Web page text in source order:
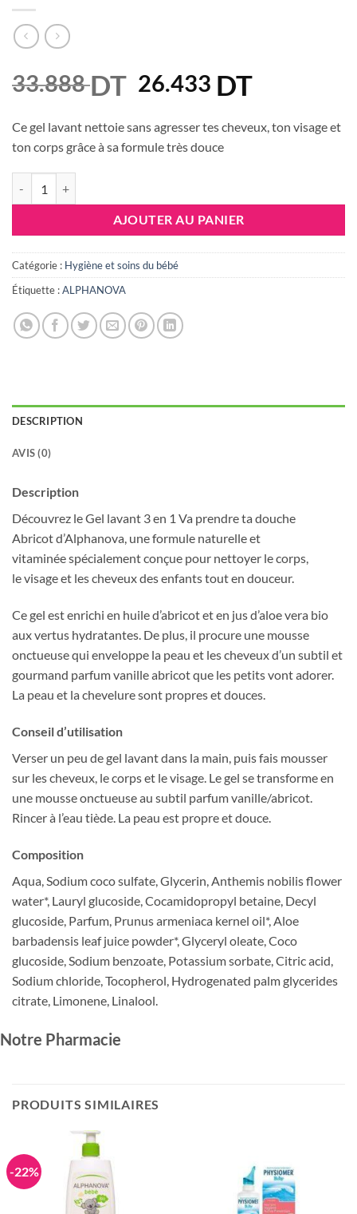
33.888DT Le
initial
était :
26.433 DTLe
actuel
Ce gel lavant nettoie sans agresser tes cheveux, ton visage et
ton corps grâce à sa formule très douce
AJOUTER AU PANIER
Catégorie : Hygiène et soins du bébé
Étiquette :ALPHANOVA
DESCRIPTION
AVIS (0)
Description
Découvrez le Gel lavant 3 en 1 Va prendre ta douche
Abricot d’Alphanova, une formule naturelle et
vitaminée spécialement conçue pour nettoyer le corps,
le visage et les cheveux des enfants tout en douceur.
Ce gel est enrichi en huile d’abricot et en jus d’aloe vera bio
aux vertus hydratantes. De plus, il procure une mousse
onctueuse qui enveloppe la peau et les cheveux d’un subtil et
gourmand parfum vanille abricot que les petits vont adorer.
La peau et la chevelure sont propres et douces.
Conseil d’utilisation
Verser un peu de gel lavant dans la main, puis fais mousser
sur les cheveux, le corps et le visage. Le gel se transforme en
une mousse onctueuse au subtil parfum vanille/abricot.
Rincer à l’eau tiède. La peau est propre et douce.
Composition
Aqua, Sodium coco sulfate, Glycerin, Anthemis nobilis flower
water*, Lauryl glucoside, Cocamidopropyl betaine, Decyl
glucoside, Parfum, Prunus armeniaca kernel oil*, Aloe
barbadensis leaf juice powder*, Glyceryl oleate, Coco
glucoside, Sodium benzoate, Potassium sorbate, Citric acid,
Sodium chloride, Tocopherol, Hydrogenated palm glycerides
citrate, Limonene, Linalool.
Notre Pharmacie
PRODUITS SIMILAIRES
-22%